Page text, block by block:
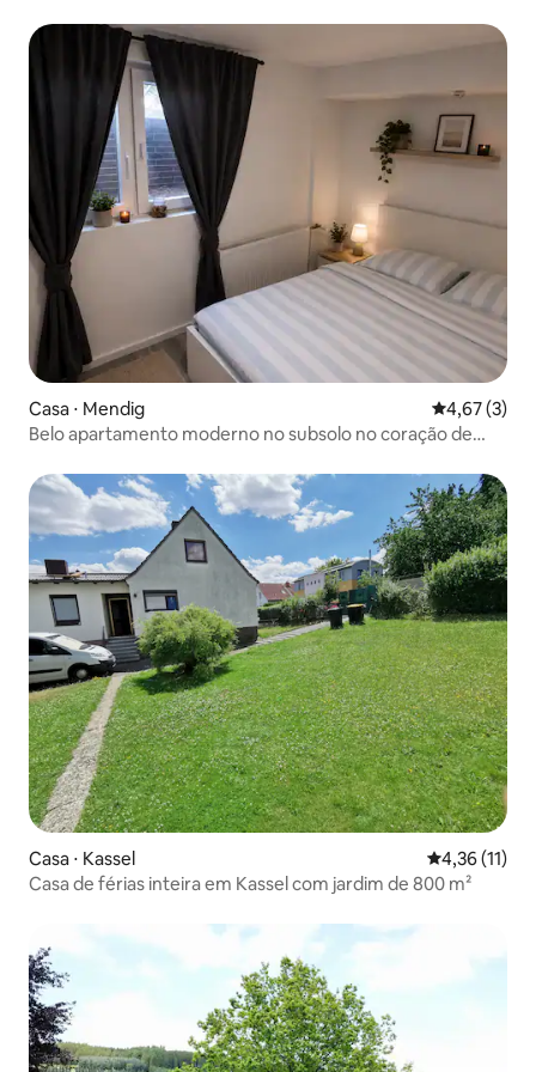
Casa ⋅ Mendig 4,67 de
4,67 (3)
Belo apartamento moderno no subsolo no coração de
Casa ⋅ Kassel 4,36 de uma
4,36 (11)
Casa de férias inteira em Kassel com jardim de 800 m²